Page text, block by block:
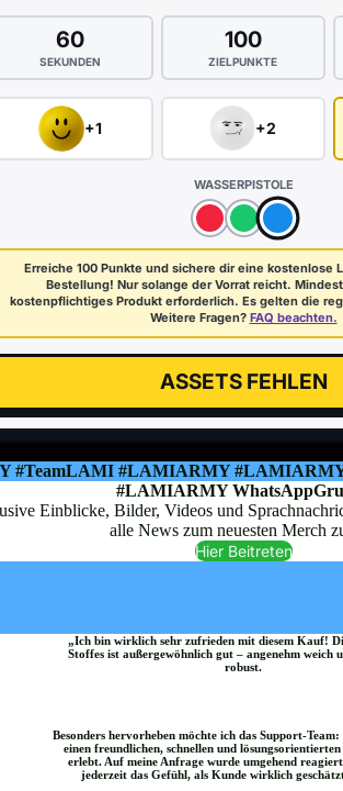
#LAMIARMY
#LAMIARMY
Einblicke, Bilder, Videos und
alle News zum neuesten Merch
Hier Beitreten
„Ich bin wirklich sehr zufrieden mit diesem Kauf!
Stoffes ist außergewöhnlich gut – angenehm weich
robust.
Besonders hervorheben möchte ich das Support-Team:
einen freundlichen, schnellen und
erlebt. Auf meine Anfrage wurde umgehend
jederzeit das Gefühl, als Kunde wirklich